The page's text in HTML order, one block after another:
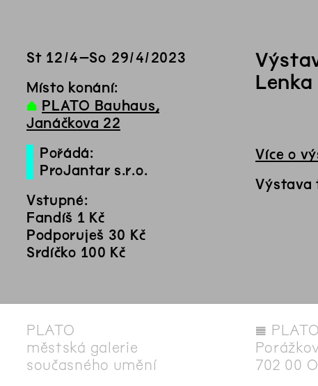
St 12/4–So 29/4/2023
Místo konání:
∆ PLATO Bauhaus,
Janáčkova 22
Pořádá:
ProJantar s.r.o.
Vstupné:
Fandíš 1 Kč
Podporuješ 30 Kč
Srdíčko 100 Kč
Více o
Výstava
PLATO
městská galerie
současného umění
◊ PLATO
702 00